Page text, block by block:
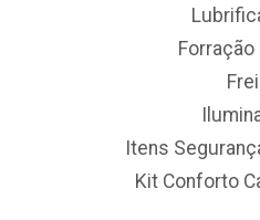
Forração
Itens
Kit Conforto